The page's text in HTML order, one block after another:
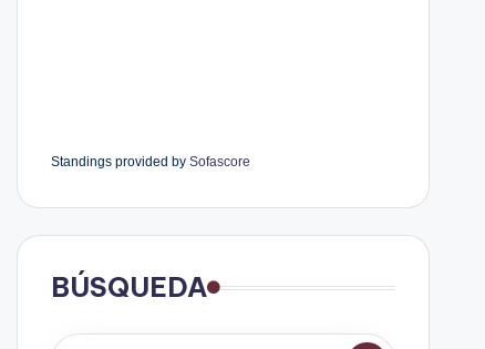
Standings provided by Sofascore
BÚSQUEDA